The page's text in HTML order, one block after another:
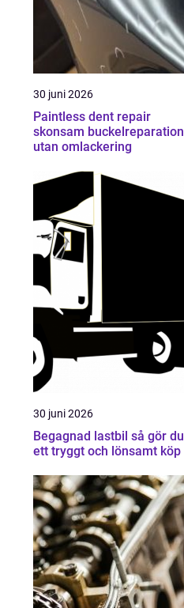
30 juni 2026
Paintless dent repair
skonsam buckelreparation
utan omlackering
30 juni 2026
Begagnad lastbil så gör du
ett tryggt och lönsamt köp